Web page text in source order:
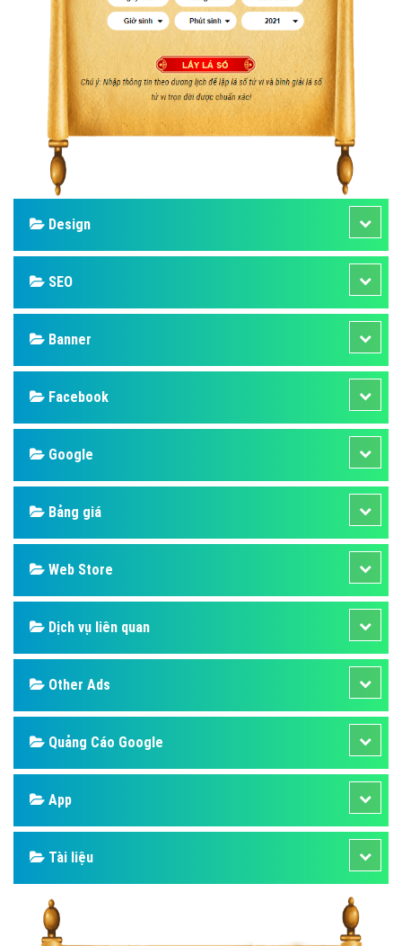
Design
SEO
Banner
Facebook
Google
Bảng giá
Web Store
Dịch vụ liên quan
Other Ads
Quảng Cáo Google
App
Tài liệu